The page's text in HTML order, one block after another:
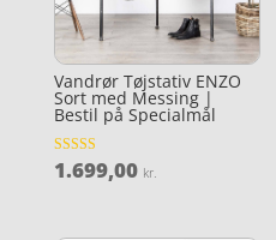
Vandrør Tøjstativ ENZO
Sort med Messing |
Bestil på Specialmål
Vurderet
4.3
1.699,00 kr.